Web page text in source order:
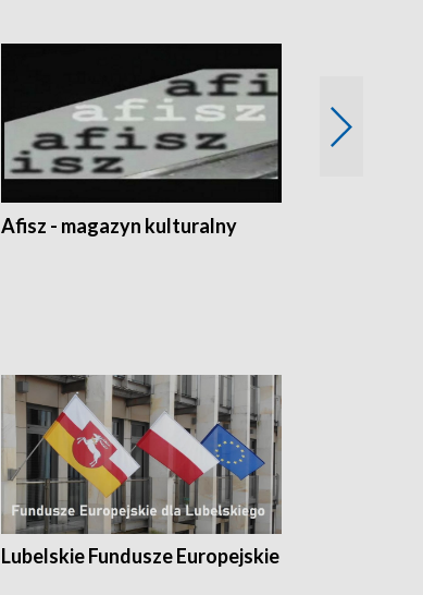
Afisz - magazyn kulturalny
Lubelskie Fundusze Europejskie